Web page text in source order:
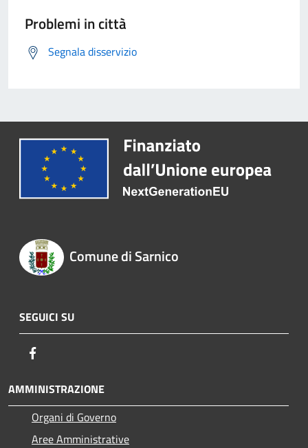
Problemi in città
Segnala disservizio
Comune di Sarnico
SEGUICI SU
AMMINISTRAZIONE
Organi di Governo
Aree Amministrative